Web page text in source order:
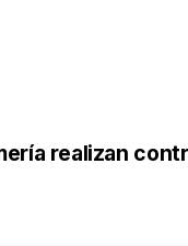
realizan